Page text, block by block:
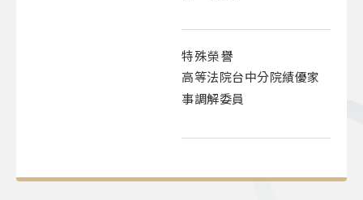
特殊榮譽
高等法院台中分院績優家
事調解委員